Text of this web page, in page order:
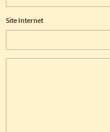
Site Internet